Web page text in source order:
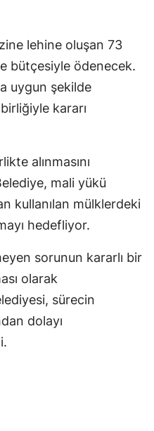
lehine oluşan 73
bütçesiyle ödenecek.
uygun şekilde
kararı
alınmasını
mali yükü
kullanılan mülklerdeki
hedefliyor.
sorunun kararlı bir
olarak
sürecin
dolayı